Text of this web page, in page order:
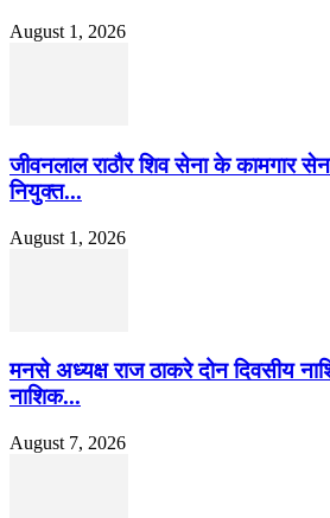
August 1, 2026
जीवनलाल राठौर शिव सेना के कामगार
नियुक्त...
August 1, 2026
मनसे अध्यक्ष राज ठाकरे दोन दिवसीय
नाशिक...
August 7, 2026